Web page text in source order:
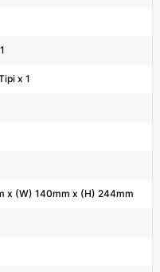
x 1
x (W) 140mm x (H) 244mm